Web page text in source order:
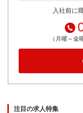
入社前に
（月曜～金
注目の求人特集